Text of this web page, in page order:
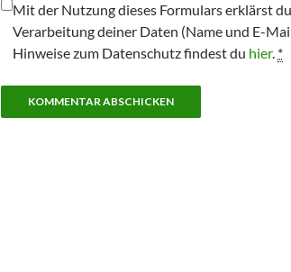
Mit der Nutzung dieses Formulars erklärst
Verarbeitung deiner Daten (Name und E-
Hinweise zum Datenschutz findest du hier. *